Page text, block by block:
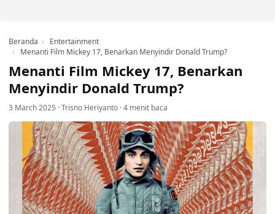
Beranda
Entertainment
Menanti Film Mickey 17, Benarkan Menyindir Donald Trump?
Menanti Film Mickey 17, Benarkan
Menyindir Donald Trump?
3 March 2025 ·Trisno Heriyanto ·4 menit baca